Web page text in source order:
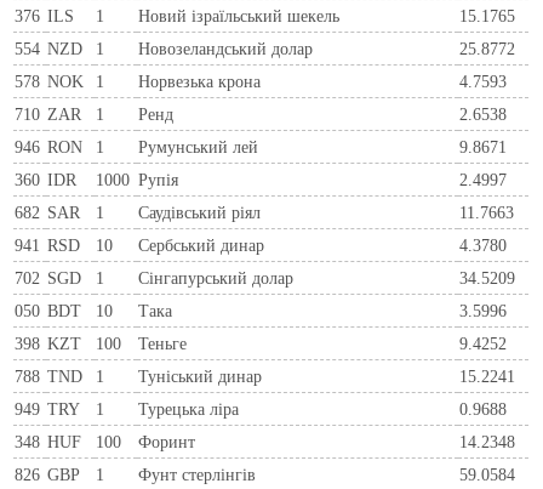
376 ILS 1 Новий ізраїльський шекель
15.1765
554 NZD 1 Новозеландський долар
25.8772
578 NOK 1 Норвезька крона
4.7593
710 ZAR 1 Ренд
2.6538
946 RON 1 Румунський лей
9.8671
360 IDR 1000 Рупія
2.4997
682 SAR 1 Саудівський ріял
11.7663
941 RSD 10 Сербський динар
4.3780
702 SGD 1 Сінгапурський долар
34.5209
050 BDT 10 Така
3.5996
398 KZT 100 Теньге
9.4252
788 TND 1 Туніський динар
15.2241
949 TRY 1 Турецька ліра
0.9688
348 HUF 100 Форинт
14.2348
826 GBP 1 Фунт стерлінгів 59.0584